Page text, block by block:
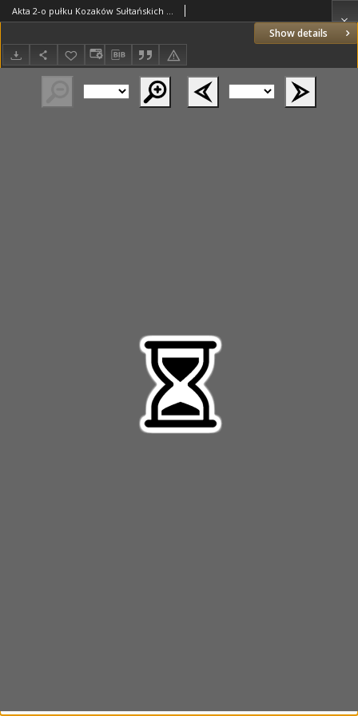
Show details
Akta 2-o pułku Kozaków Sułtańskich z lat 1855-1856. T.1 Akta 1 szwadronu z dnia 06.02.1856 r.